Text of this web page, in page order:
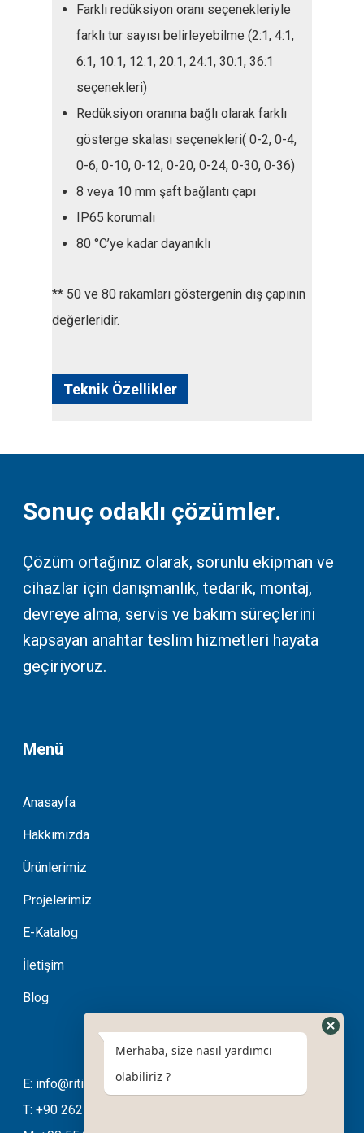
Farklı redüksiyon oranı seçenekleriyle
farklı tur sayısı belirleyebilme (2:1, 4:1,
6:1, 10:1, 12:1, 20:1, 24:1, 30:1, 36:1
seçenekleri)
Redüksiyon oranına bağlı olarak farklı
gösterge skalası seçenekleri( 0-2, 0-4,
0-6, 0-10, 0-12, 0-20, 0-24, 0-30, 0-36)
8 veya 10 mm şaft bağlantı çapı
IP65 korumalı
80 °C’ye kadar dayanıklı
** 50 ve 80 rakamları göstergenin dış çapının
değerleridir.
Teknik Özellikler
Sonuç odaklı çözümler.
Çözüm ortağınız olarak, sorunlu ekipman ve
cihazlar için danışmanlık, tedarik, montaj,
devreye alma, servis ve bakım süreçlerini
kapsayan anahtar teslim hizmetleri hayata
geçiriyoruz.
Menü
Anasayfa
Hakkımızda
Ürünlerimiz
Projelerimiz
E-Katalog
İletişim
Blog
E: info@ritimotomasyon.com
T: +90 262 643 20 94
Merhaba, size nasıl yardımcı
olabiliriz ?